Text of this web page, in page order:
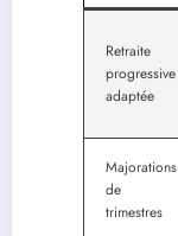
Retraite
progressive
adaptée
Majorations
de
trimestres